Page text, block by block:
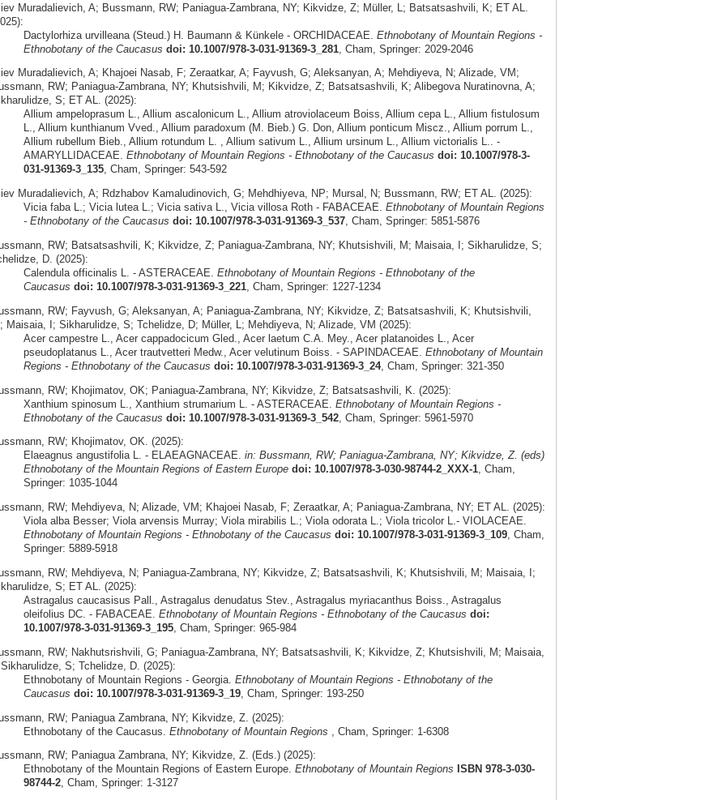
Muradalievich, A; Bussmann, RW; Paniagua-Zambrana, NY; Kikvidze, Z; Müller, L; Batsatsashvili, K; ET AL.
Dactylorhiza urvilleana (Steud.) H. Baumann & Künkele - ORCHIDACEAE. Ethnobotany of Mountain Regions -
Ethnobotany of the Caucasus doi: 10.1007/978-3-031-91369-3_281, Cham, Springer: 2029-2046
Muradalievich, A; Khajoei Nasab, F; Zeraatkar, A; Fayvush, G; Aleksanyan, A; Mehdiyeva, N; Alizade, VM;
RW; Paniagua-Zambrana, NY; Khutsishvili, M; Kikvidze, Z; Batsatsashvili, K; Alibegova Nuratinovna, A;
S; ET AL. (2025):
Allium ampeloprasum L., Allium ascalonicum L., Allium atroviolaceum Boiss, Allium cepa L., Allium fistulosum
L., Allium kunthianum Vved., Allium paradoxum (M. Bieb.) G. Don, Allium ponticum Miscz., Allium porrum L.,
Allium rubellum Bieb., Allium rotundum L. , Allium sativum L., Allium ursinum L., Allium victorialis L.. -
AMARYLLIDACEAE. Ethnobotany of Mountain Regions - Ethnobotany of the Caucasus doi: 10.1007/978-3-
031-91369-3_135, Cham, Springer: 543-592
Muradalievich, A; Rdzhabov Kamaludinovich, G; Mehdhiyeva, NP; Mursal, N; Bussmann, RW; ET AL. (2025):
Vicia faba L.; Vicia lutea L.; Vicia sativa L., Vicia villosa Roth - FABACEAE. Ethnobotany of Mountain Regions
- Ethnobotany of the Caucasus doi: 10.1007/978-3-031-91369-3_537, Cham, Springer: 5851-5876
RW; Batsatsashvili, K; Kikvidze, Z; Paniagua-Zambrana, NY; Khutsishvili, M; Maisaia, I; Sikharulidze, S;
D. (2025):
Calendula officinalis L. - ASTERACEAE. Ethnobotany of Mountain Regions - Ethnobotany of the
Caucasus doi: 10.1007/978-3-031-91369-3_221, Cham, Springer: 1227-1234
RW; Fayvush, G; Aleksanyan, A; Paniagua-Zambrana, NY; Kikvidze, Z; Batsatsashvili, K; Khutsishvili,
Maisaia, I; Sikharulidze, S; Tchelidze, D; Müller, L; Mehdiyeva, N; Alizade, VM (2025):
Acer campestre L., Acer cappadocicum Gled., Acer laetum C.A. Mey., Acer platanoides L., Acer
pseudoplatanus L., Acer trautvetteri Medw., Acer velutinum Boiss. - SAPINDACEAE. Ethnobotany of Mountain
Regions - Ethnobotany of the Caucasus doi: 10.1007/978-3-031-91369-3_24, Cham, Springer: 321-350
RW; Khojimatov, OK; Paniagua-Zambrana, NY; Kikvidze, Z; Batsatsashvili, K. (2025):
Xanthium spinosum L., Xanthium strumarium L. - ASTERACEAE. Ethnobotany of Mountain Regions -
Ethnobotany of the Caucasus doi: 10.1007/978-3-031-91369-3_542, Cham, Springer: 5961-5970
RW; Khojimatov, OK. (2025):
Elaeagnus angustifolia L. - ELAEAGNACEAE. in: Bussmann, RW; Paniagua-Zambrana, NY; Kikvidze, Z. (eds)
Ethnobotany of the Mountain Regions of Eastern Europe doi: 10.1007/978-3-030-98744-2_XXX-1, Cham,
Springer: 1035-1044
RW; Mehdiyeva, N; Alizade, VM; Khajoei Nasab, F; Zeraatkar, A; Paniagua-Zambrana, NY; ET AL. (2025):
Viola alba Besser; Viola arvensis Murray; Viola mirabilis L.; Viola odorata L.; Viola tricolor L.- VIOLACEAE.
Ethnobotany of Mountain Regions - Ethnobotany of the Caucasus doi: 10.1007/978-3-031-91369-3_109, Cham,
Springer: 5889-5918
RW; Mehdiyeva, N; Paniagua-Zambrana, NY; Kikvidze, Z; Batsatsashvili, K; Khutsishvili, M; Maisaia, I;
S; ET AL. (2025):
Astragalus caucasisus Pall., Astragalus denudatus Stev., Astragalus myriacanthus Boiss., Astragalus
oleifolius DC. - FABACEAE. Ethnobotany of Mountain Regions - Ethnobotany of the Caucasus doi:
10.1007/978-3-031-91369-3_195, Cham, Springer: 965-984
RW; Nakhutsrishvili, G; Paniagua-Zambrana, NY; Batsatsashvili, K; Kikvidze, Z; Khutsishvili, M; Maisaia,
Sikharulidze, S; Tchelidze, D. (2025):
Ethnobotany of Mountain Regions - Georgia. Ethnobotany of Mountain Regions - Ethnobotany of the
Caucasus doi: 10.1007/978-3-031-91369-3_19, Cham, Springer: 193-250
RW; Paniagua Zambrana, NY; Kikvidze, Z. (2025):
Ethnobotany of the Caucasus. Ethnobotany of Mountain Regions , Cham, Springer: 1-6308
RW; Paniagua Zambrana, NY; Kikvidze, Z. (Eds.) (2025):
Ethnobotany of the Mountain Regions of Eastern Europe. Ethnobotany of Mountain Regions ISBN 978-3-030-
98744-2, Cham, Springer: 1-3127